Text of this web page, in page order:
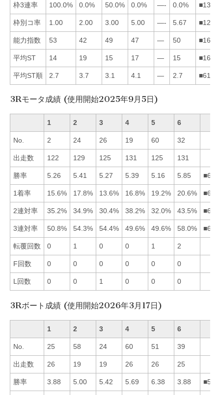
枠3連率 100.0% 0.0% 50.0% 0.0% —- 0.0%
枠別コ率 1.00 2.00 3.00 5.00 —- 5.67
能力指数 53 42 49 47 — 50
平均ST 14 19 15 17 — 15
平均ST順 2.7 3.7 3.1 4.1 — 2.7
3Rモータ成績 (使用開始2025年9月5日)
1 2 3 4 5 6
No. 2 24 26 19 60 32
出走数 122 129 125 131 125 131
勝率 5.26 5.41 5.27 5.39 5.16 5.85
1着率 15.6% 17.8% 13.6% 16.8% 19.2% 20.6%
2連対率 35.2% 34.9% 30.4% 38.2% 32.0% 43.5%
3連対率 50.8% 54.3% 54.4% 49.6% 49.6% 58.0%
転覆回数 0 1 0 0 1 2
F回数 0 0 0 0 0 0
L回数 0 0 1 0 0 0
3Rボート成績 (使用開始2026年3月17日)
1 2 3 4 5 6
No. 25 58 24 60 51 39
出走数 26 19 19 26 26 25
勝率 3.88 5.00 5.42 5.69 6.38 3.88